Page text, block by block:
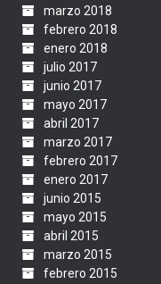
marzo 2018
febrero 2018
enero 2018
julio 2017
junio 2017
mayo 2017
abril 2017
marzo 2017
febrero 2017
enero 2017
junio 2015
mayo 2015
abril 2015
marzo 2015
febrero 2015